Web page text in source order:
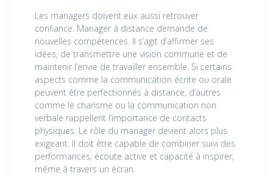
Les managers doivent eux aussi retrouver
confiance. Manager à distance demande de
nouvelles compétences. Il s’agit d’affirmer ses
idées, de transmettre une vision commune et de
maintenir l’envie de travailler ensemble. Si certains
aspects comme la communication écrite ou orale
peuvent être perfectionnés à distance, d’autres
comme le charisme ou la communication non
verbale rappellent l’importance de contacts
physiques. Le rôle du manager devient alors plus
exigeant. Il doit être capable de combiner suivi des
performances, écoute active et capacité à inspirer,
même à travers un écran.